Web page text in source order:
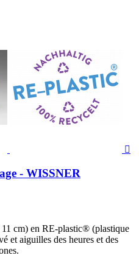

- WISSNER
11 cm) en RE-plastic® (plastique
et aiguilles des heures et des